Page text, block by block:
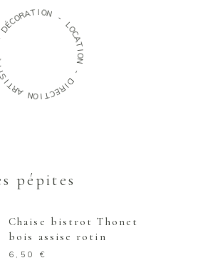
D
ÉCORAT ION -
L
O
C
A
T
O
N
-
D
I
R
E
C
T
I
O
N
A
R
T
I
pépites
Chaise bistrot Thonet
bois assise rotin
6,50 €